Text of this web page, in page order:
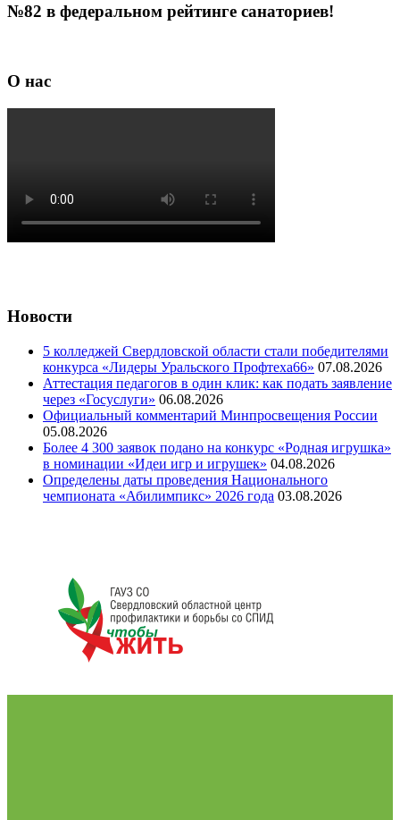
№82 в федеральном рейтинге санаториев!
О нас
Новости
5 колледжей Свердловской области стали победителями
конкурса «Лидеры Уральского Профтеха66» 07.08.2026
Аттестация педагогов в один клик: как подать заявление
через «Госуслуги» 06.08.2026
Официальный комментарий Минпросвещения России
05.08.2026
Более 4 300 заявок подано на конкурс «Родная игрушка»
в номинации «Идеи игр и игрушек» 04.08.2026
Определены даты проведения Национального
чемпионата «Абилимпикс» 2026 года 03.08.2026